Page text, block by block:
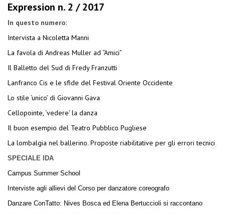
Expression n. 2 / 2017
In questo numero:
Intervista a Nicoletta Manni
La favola di Andreas Muller ad “Amici”
Il Balletto del Sud di Fredy Franzutti
Lanfranco Cis e le sfide del Festival Oriente Occidente
Lo stile ‘unico’ di Giovanni Gava
Cellopointe, ‘vedere’ la danza
Il buon esempio del Teatro Pubblico Pugliese
La lombalgia nel ballerino. Proposte riabilitative per gli errori tecnici
SPECIALE IDA
Campus Summer School
Interviste agli allievi del Corso per danzatore coreografo
Danzare ConTatto: Nives Bosca ed Elena Bertuccioli si raccontano